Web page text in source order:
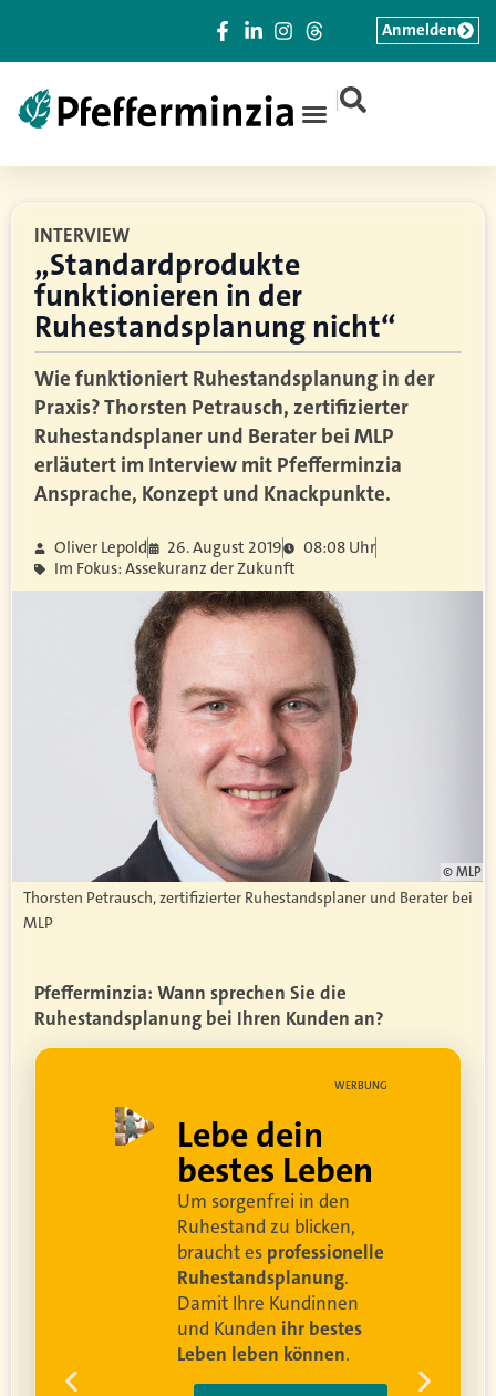
|
Anmelden
INTERVIEW
„Standardprodukte
funktionieren in der
Ruhestandsplanung nicht“
Wie funktioniert Ruhestandsplanung in der
Praxis? Thorsten Petrausch, zertifizierter
Ruhestandsplaner und Berater bei MLP
erläutert im Interview mit Pfefferminzia
Ansprache, Konzept und Knackpunkte.
Oliver Lepold 26. August 2019
08:08 Uhr
Im Fokus: Assekuranz der Zukunft
© MLP
Thorsten Petrausch, zertifizierter Ruhestandsplaner und Berater bei
MLP
Pfefferminzia: Wann sprechen Sie die
Ruhestandsplanung bei Ihren Kunden an?
WERBUNG
Lebe dein
bestes Leben
Um sorgenfrei in den
Ruhestand zu blicken,
braucht es professionelle
Ruhestandsplanung.
Damit Ihre Kundinnen
und Kunden ihr bestes
Leben leben können.